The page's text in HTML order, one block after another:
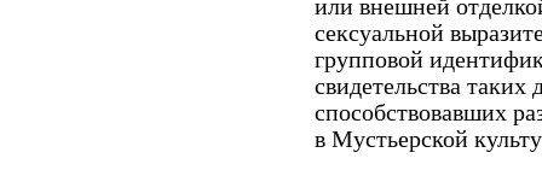
или внешней
сексуальной
групповой
свидетельства таких
способствовавших
в Мустьерской